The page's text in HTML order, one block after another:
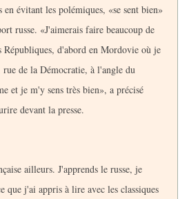
évitant les polémiques, «se sent bien»
russe. «J'aimerais faire beaucoup de
d'abord en Mordovie où je
de la Démocratie, à l'angle du
et je m'y sens très bien», a précisé
devant la presse.
ailleurs. J'apprends le russe, je
que j'ai appris à lire avec les classiques